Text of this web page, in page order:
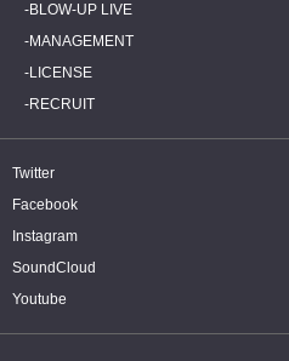
BLOW-UP LIVE
MANAGEMENT
LICENSE
RECRUIT
Twitter
Facebook
Instagram
SoundCloud
Youtube